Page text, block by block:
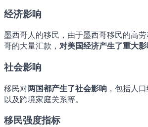
经济影响
墨西哥人的移民，由于墨西哥移民的高
哥的大量汇款， 对美国经济产生了重大
社会影响
移民对两国都产生了社会影响 ，包括人
以及跨境家庭关系等。
移民强度指标